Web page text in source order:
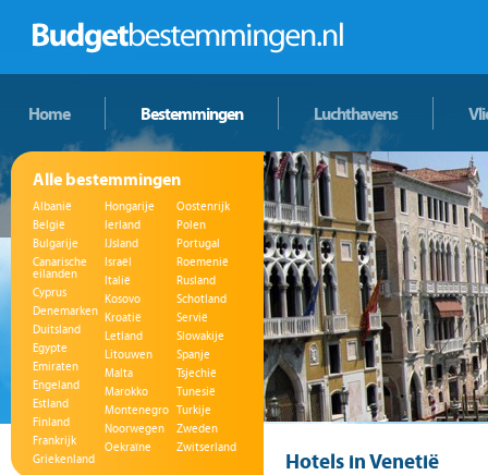
Home Bestemmingen Luchthavens
Alle bestemmingen
Albanië
België
Bulgarije
Canarische
eilanden
Cyprus
Denemarken
Duitsland
Egypte
Emiraten
Engeland
Estland
Finland
Frankrijk
Griekenland
Hongarije
Ierland
IJsland
Israël
Italië
Kosovo
Kroatië
Letland
Litouwen
Malta
Marokko
Montenegro
Noorwegen
Oekraïne
Oostenrijk
Polen
Portugal
Roemenië
Rusland
Schotland
Servië
Slowakije
Spanje
Tsjechië
Tunesië
Turkije
Zweden
Zwitserland
Hotels in Venetië